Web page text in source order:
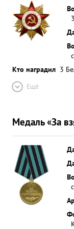
Кто наградил 3
Ещё
Медаль «За